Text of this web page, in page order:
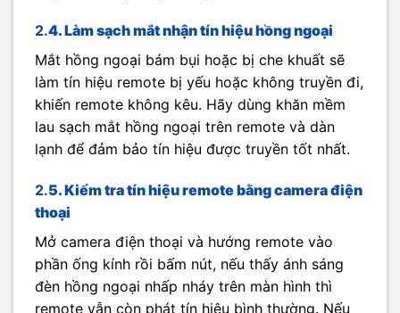
2.4. Làm sạch mắt nhận tín hiệu hồng ngoại
Mắt hồng ngoại bám bụi hoặc bị che khuất sẽ
làm tín hiệu remote bị yếu hoặc không truyền đi,
khiến remote không kêu. Hãy dùng khăn mềm
lau sạch mắt hồng ngoại trên remote và dàn
lạnh để đảm bảo tín hiệu được truyền tốt nhất.
2.5. Kiểm tra tín hiệu remote bằng camera điện
thoại
Mở camera điện thoại và hướng remote vào
phần ống kính rồi bấm nút, nếu thấy ánh sáng
đèn hồng ngoại nhấp nháy trên màn hình thì
remote vẫn còn phát tín hiệu bình thường. Nếu